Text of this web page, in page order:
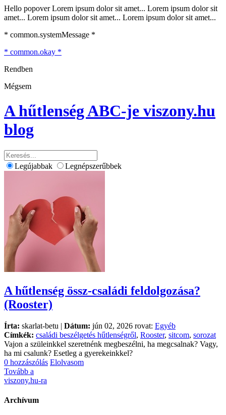
Hello popover Lorem ipsum dolor sit amet... Lorem ipsum dolor sit
amet... Lorem ipsum dolor sit amet... Lorem ipsum dolor sit amet...
* common.systemMessage *
* common.okay *
Rendben
Mégsem
A hűtlenség ABC-je viszony.hu
blog
Legújabbak Legnépszerűbbek
A hűtlenség össz-családi feldolgozása?
(Rooster)
Írta: skarlat-betu | Dátum: jún 02, 2026 rovat: Egyéb
Címkék: családi beszélgetés hűtlenségről, Rooster, sitcom, sorozat
Vajon a szüleinkkel szeretnénk megbeszélni, ha megcsalnak? Vagy,
ha mi csalunk? Esetleg a gyerekeinkkel?
0 hozzászólás Elolvasom
Tovább a
viszony.hu-ra
Archívum